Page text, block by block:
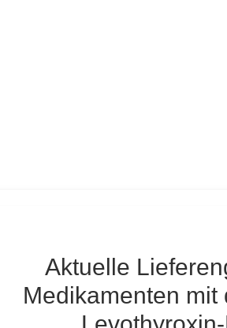
Aktuelle
Medikamenten mit